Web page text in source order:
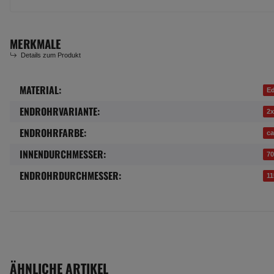
MERKMALE
Details zum Produkt
Produkteigenschaft
Wert
MATERIAL:
ENDROHRVARIANTE:
ENDROHRFARBE:
INNENDURCHMESSER:
ENDROHRDURCHMESSER:
ÄHNLICHE ARTIKEL